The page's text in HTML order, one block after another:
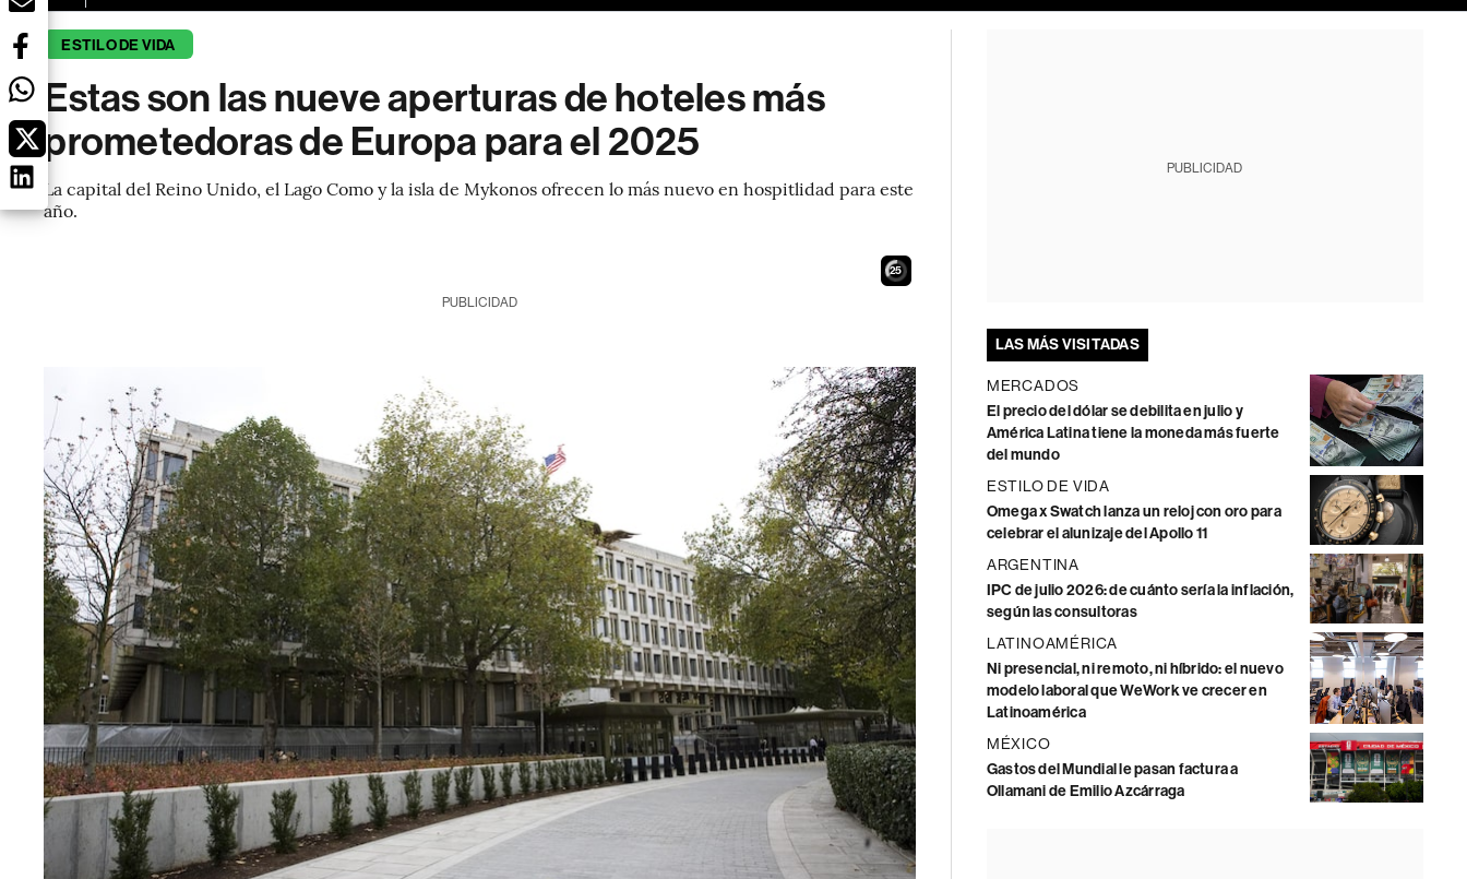
ESTILO DE VIDA
Estas son las nueve aperturas de hoteles más
prometedoras de Europa para el 2025
La capital del Reino Unido, el Lago Como y la isla de Mykonos ofrecen lo más nuevo en hospitlidad para este
año.
24
PUBLICIDAD
PUBLICIDAD
LAS MÁS VISITADAS
MERCADOS
El precio del dólar se debilita en julio y
América Latina tiene la moneda más fuerte
del mundo
ESTILO DE VIDA
Omega x Swatch lanza un reloj con oro para
celebrar el alunizaje del Apollo 11
ARGENTINA
IPC de julio 2026: de cuánto sería la inflación,
según las consultoras
LATINOAMÉRICA
Ni presencial, ni remoto, ni híbrido: el nuevo
modelo laboral que WeWork ve crecer en
Latinoamérica
MÉXICO
Gastos del Mundial le pasan factura a
Ollamani de Emilio Azcárraga